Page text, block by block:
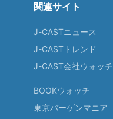
関連サイト
J-CASTニュース
J-CASTトレンド
J-CAST会社ウォッチ
BOOKウォッチ
東京バーゲンマニア